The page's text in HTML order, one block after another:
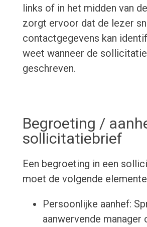
links of in het midden van
zorgt ervoor dat de lezer
contactgegevens kan
weet wanneer de
geschreven.
Begroeting /
sollicitatiebrief
Een begroeting in een
moet de volgende
Persoonlijke aanhef:
aanwervende manager